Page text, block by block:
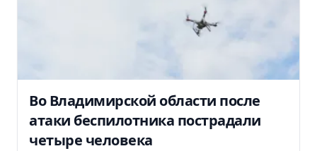
Во Владимирской области после
атаки беспилотника пострадали
четыре человека